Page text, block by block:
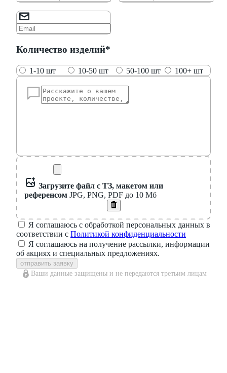
Количество изделий*
1-10 шт 10-50 шт 50-100 шт 100+ шт
Загрузите файл с ТЗ, макетом или
референсом JPG, PNG, PDF до 10 Мб
Я соглашаюсь с обработкой персональных данных в
соответствии с Политикой конфиденциальности
Я соглашаюсь на получение рассылки, информации
об акциях и специальных предложениях.
отправить заявку
Ваши данные защищены и не передаются третьим лицам